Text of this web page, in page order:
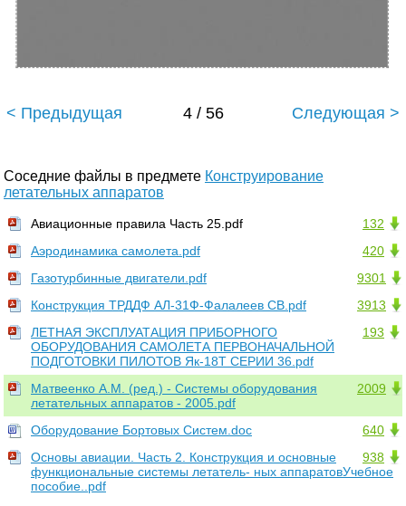
< Предыдущая 4 / 56 Следующая >
Соседние файлы в предмете Конструирование
летательных аппаратов
132
Авиационные правила Часть 25.pdf
420
Аэродинамика самолета.pdf
9301
Газотурбинные двигатели.pdf
3913
Конструкция ТРДДФ АЛ-31Ф-Фалалеев СВ.pdf
193
ЛЕТНАЯ ЭКСПЛУАТАЦИЯ ПРИБОРНОГО
ОБОРУДОВАНИЯ САМОЛЕТА ПЕРВОНАЧАЛЬНОЙ
ПОДГОТОВКИ ПИЛОТОВ Як-18Т СЕРИИ 36.pdf
2009
Матвеенко А.М. (ред.) - Системы оборудования
летательных аппаратов - 2005.pdf
640
Оборудование Бортовых Систем.doc
938
Основы авиации. Часть 2. Конструкция и основные
функциональные системы летатель- ных аппаратовУчебное
пособие..pdf